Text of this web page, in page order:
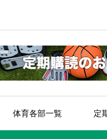
体育各部一覧 定